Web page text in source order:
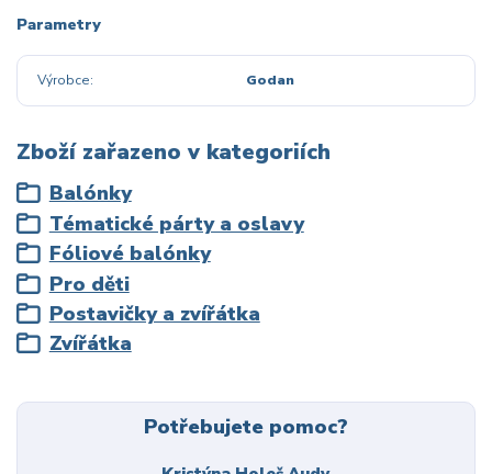
Parametry
Výrobce Godan
Zboží zařazeno v kategoriích
Balónky
Tématické párty a oslavy
Fóliové balónky
Pro děti
Postavičky a zvířátka
Zvířátka
Potřebujete pomoc?